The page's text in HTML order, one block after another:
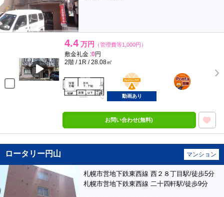
4.4 万円 （管理費等1,000円）
敷金礼金 :0円
2階 / 1R / 28.08㎡
BunChinPAY
ポンタ
部屋
動画あり
お問い合わせ(無料)
ロータリー円山 マンション
札幌市営地下鉄東西線 西２８丁目駅/徒歩5分
札幌市営地下鉄東西線 二十四軒駅/徒歩9分